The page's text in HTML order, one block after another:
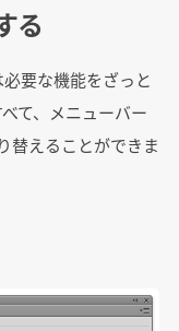
る
要な機能をざっと
て、メニューバー
替えることができま